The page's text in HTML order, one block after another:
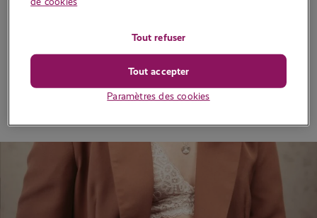
cela a ouvert une nouvelle avenue de revenus tout en offrant aux
Paramètres des cookies
Tout refuser
Tout accepter